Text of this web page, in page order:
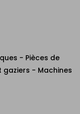
- Pièces de
- Machines